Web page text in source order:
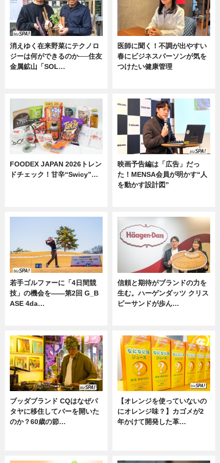
消えゆく在来野菜にテクノロ
ジーは何ができるのか──住友
金属鉱山「SOL…
医師に聞く！不調が出やすい
春にビジネスパーソンが気を
つけたい健康管理
FOODEX JAPAN 2026トレン
ドチェック！甘辛“Swicy”…
映画予告編は「広告」だっ
た！MENSA会員が明かす“人
を動かす設計図”
若手ゴルファーに「4日間競
技」の機会を——第2回 G_B
ASE 4da…
信頼と期待がブランドの力を
生む。ハーゲンダッツ クリス
ピーサンドが歩ん…
ブッダブランド CQはなぜパ
タヤに移住してバーを開いた
のか？60歳の節…
【オレンジを使っていないの
にオレンジ味？】カゴメが2
年かけて開発した革…